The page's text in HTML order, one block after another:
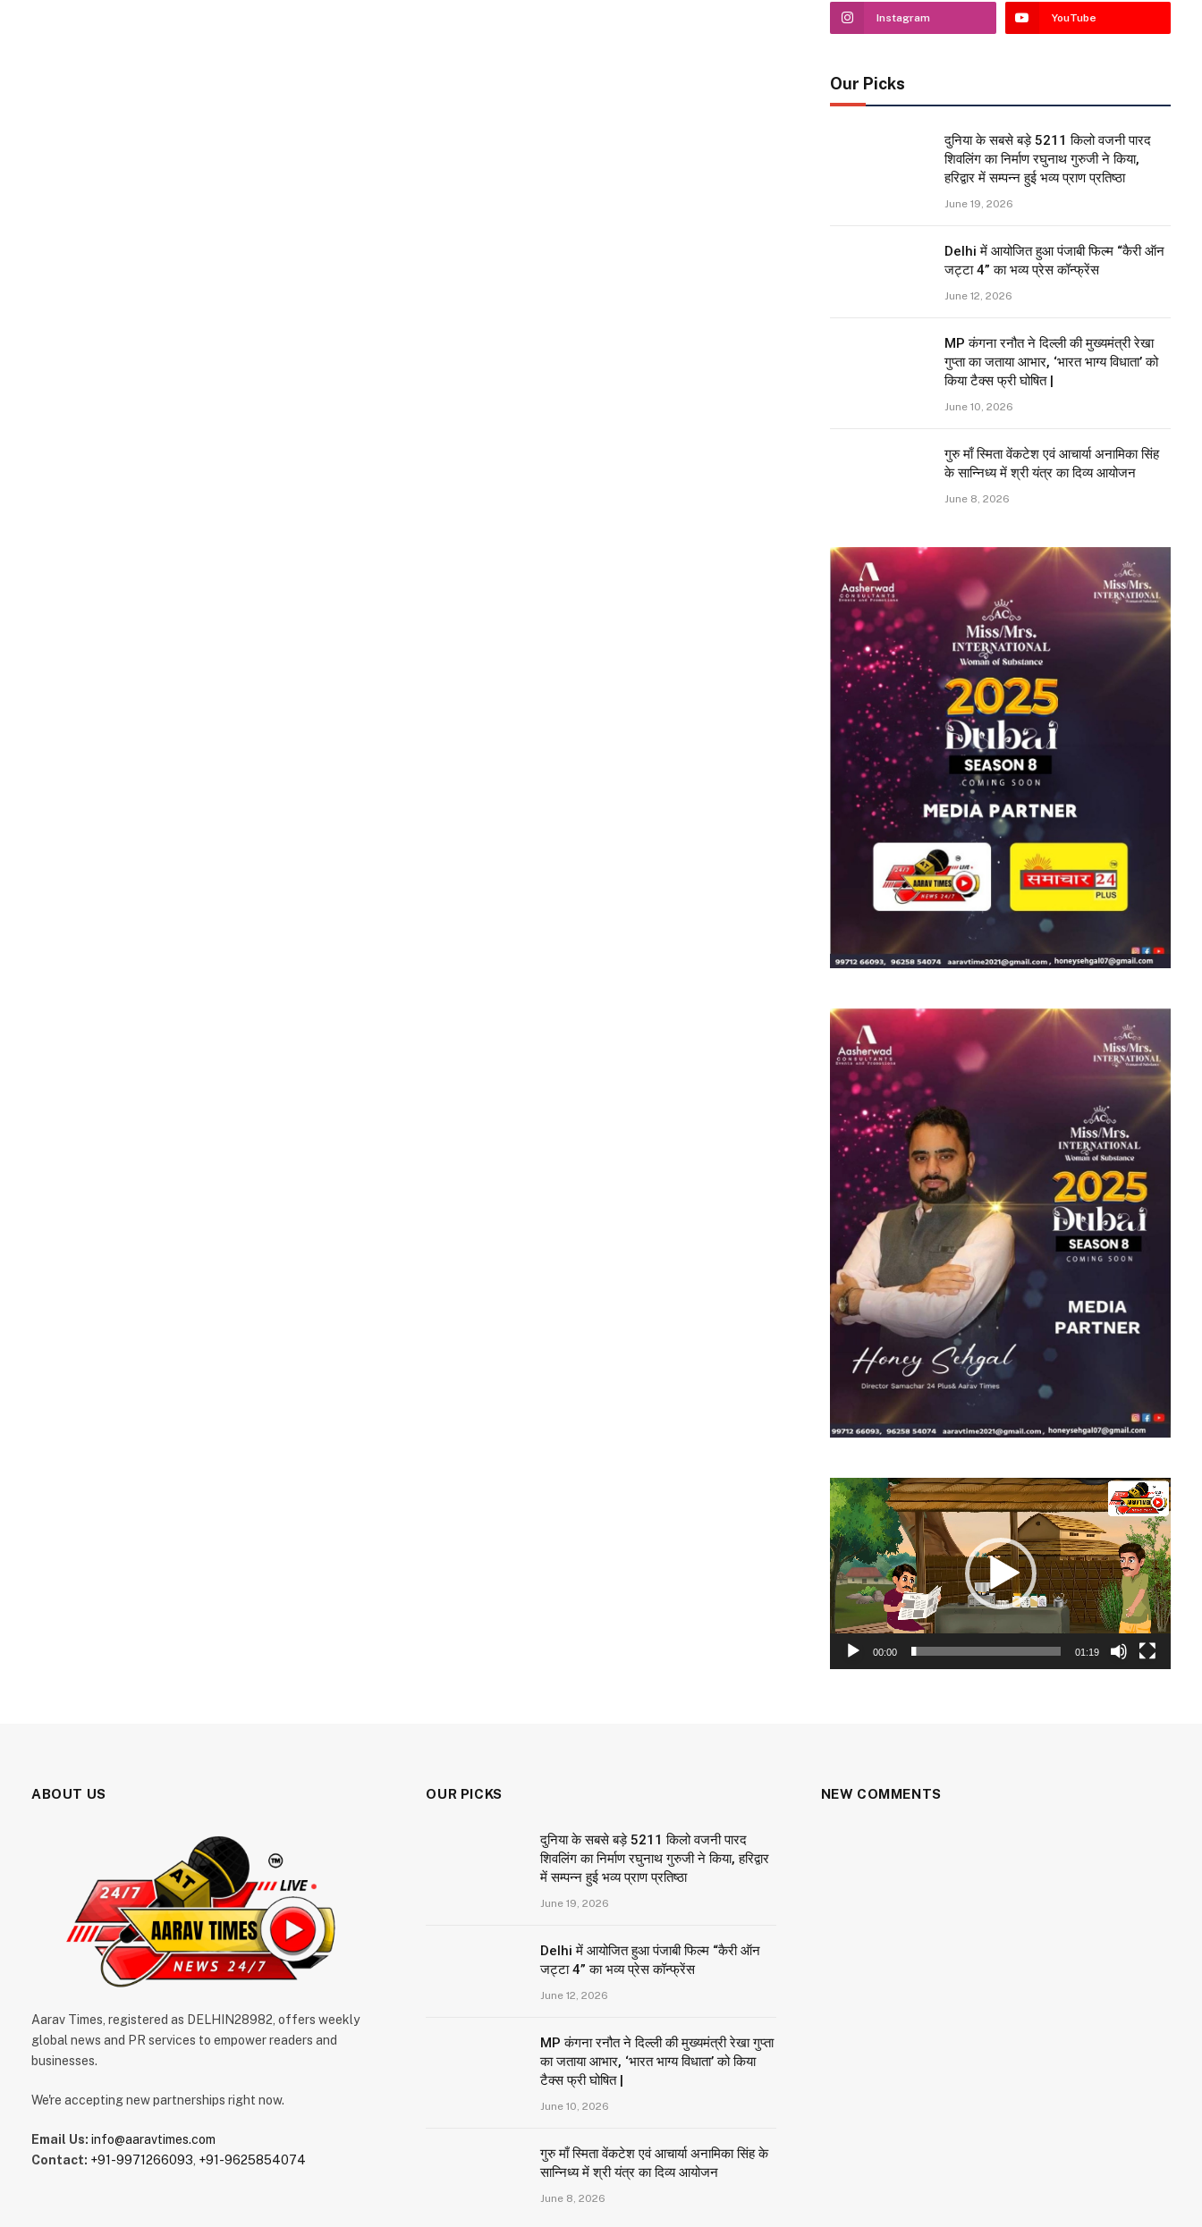
Instagram YouTube
Our Picks
दुनिया के सबसे बड़े 5211 किलो वजनी पारद
शिवलिंग का निर्माण रघुनाथ गुरुजी ने किया,
हरिद्वार में सम्पन्न हुई भव्य प्राण प्रतिष्ठा
June 19, 2026
Delhi में आयोजित हुआ पंजाबी फिल्म “कैरी ऑन
जट्टा 4” का भव्य प्रेस कॉन्फ्रेंस
June 12, 2026
MP कंगना रनौत ने दिल्ली की मुख्यमंत्री रेखा
गुप्ता का जताया आभार, ‘भारत भाग्य विधाता’ को
किया टैक्स फ्री घोषित |
June 10, 2026
गुरु माँ स्मिता वेंकटेश एवं आचार्या अनामिका सिंह
के सान्निध्य में श्री यंत्र का दिव्य आयोजन
June 8, 2026
Video
Player
00:00 01:19
ABOUT US
Aarav Times, registered as DELHIN28982, offers weekly
global news and PR services to empower readers and
businesses.
We're accepting new partnerships right now.
Email Us: info@aaravtimes.com
Contact: +91-9971266093, +91-9625854074
OUR PICKS
दुनिया के सबसे बड़े 5211 किलो वजनी पारद
शिवलिंग का निर्माण रघुनाथ गुरुजी ने किया, हरिद्वार
में सम्पन्न हुई भव्य प्राण प्रतिष्ठा
June 19, 2026
Delhi में आयोजित हुआ पंजाबी फिल्म “कैरी ऑन
जट्टा 4” का भव्य प्रेस कॉन्फ्रेंस
June 12, 2026
MP कंगना रनौत ने दिल्ली की मुख्यमंत्री रेखा गुप्ता
का जताया आभार, ‘भारत भाग्य विधाता’ को किया
टैक्स फ्री घोषित |
June 10, 2026
गुरु माँ स्मिता वेंकटेश एवं आचार्या अनामिका सिंह के
सान्निध्य में श्री यंत्र का दिव्य आयोजन
June 8, 2026
NEW COMMENTS